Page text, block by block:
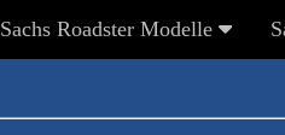
Sachs Roadster Modelle